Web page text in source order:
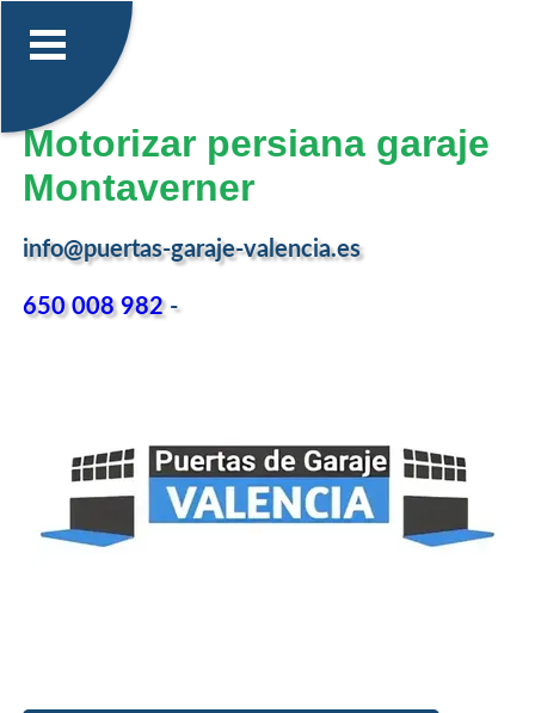
Motorizar persiana garaje
Montaverner
info@puertas-garaje-valencia.es
650 008 982-